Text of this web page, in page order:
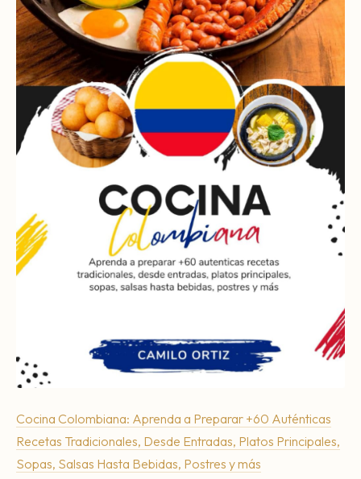
Cocina Colombiana: Aprenda a Preparar +60 Auténticas
Recetas Tradicionales, Desde Entradas, Platos Principales,
Sopas, Salsas Hasta Bebidas, Postres y más